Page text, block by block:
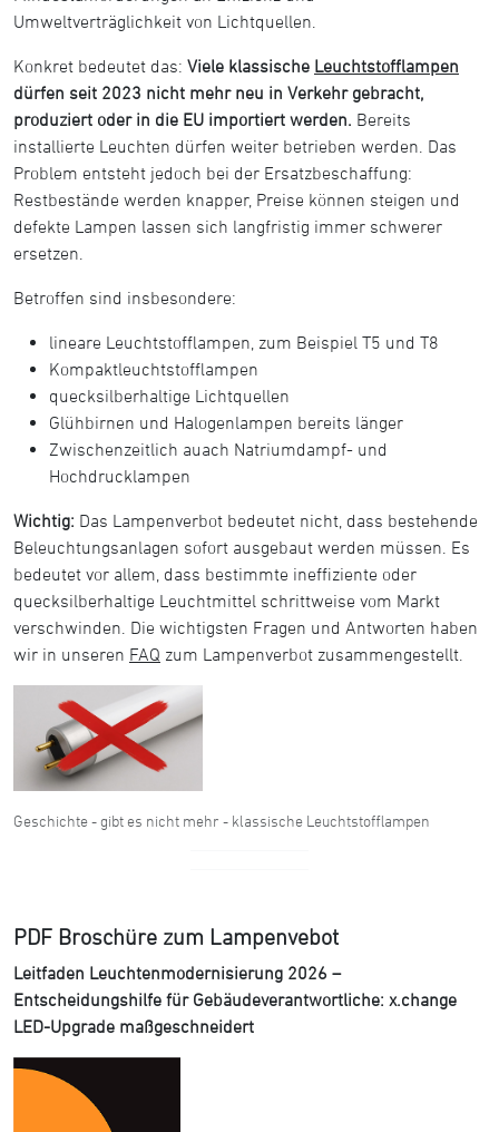
Umweltverträglichkeit von Lichtquellen.
Konkret bedeutet das: Viele klassische Leuchtstofflampen
dürfen seit 2023 nicht mehr neu in Verkehr gebracht,
produziert oder in die EU importiert werden. Bereits
installierte Leuchten dürfen weiter betrieben werden. Das
Problem entsteht jedoch bei der Ersatzbeschaffung:
Restbestände werden knapper, Preise können steigen und
defekte Lampen lassen sich langfristig immer schwerer
ersetzen.
Betroffen sind insbesondere:
lineare Leuchtstofflampen, zum Beispiel T5 und T8
Kompaktleuchtstofflampen
quecksilberhaltige Lichtquellen
Glühbirnen und Halogenlampen bereits länger
Zwischenzeitlich auach Natriumdampf- und
Hochdrucklampen
Wichtig: Das Lampenverbot bedeutet nicht, dass bestehende
Beleuchtungsanlagen sofort ausgebaut werden müssen. Es
bedeutet vor allem, dass bestimmte ineffiziente oder
quecksilberhaltige Leuchtmittel schrittweise vom Markt
verschwinden. Die wichtigsten Fragen und Antworten haben
wir in unseren FAQ zum Lampenverbot zusammengestellt.
Geschichte - gibt es nicht mehr - klassische Leuchtstofflampen
PDF Broschüre zum Lampenvebot
Leitfaden Leuchtenmodernisierung 2026 –
Entscheidungshilfe für Gebäudeverantwortliche: x.change
LED-Upgrade maßgeschneidert